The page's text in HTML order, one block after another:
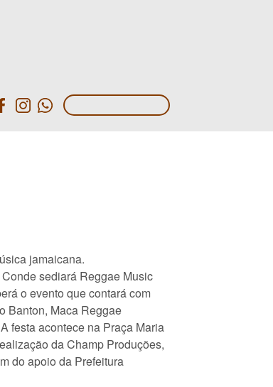
jamaicana.
sediará Reggae Music
o evento que contará com
Banton, Maca Reggae
festa acontece na Praça Maria
da Champ Produções,
do apoio da Prefeitura